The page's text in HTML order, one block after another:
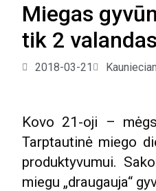
Miegas
tik 2
2018-03-21
Kovo 21-oji –
Tarptautinė miego
produktyvumui.
miegu „draugauja“